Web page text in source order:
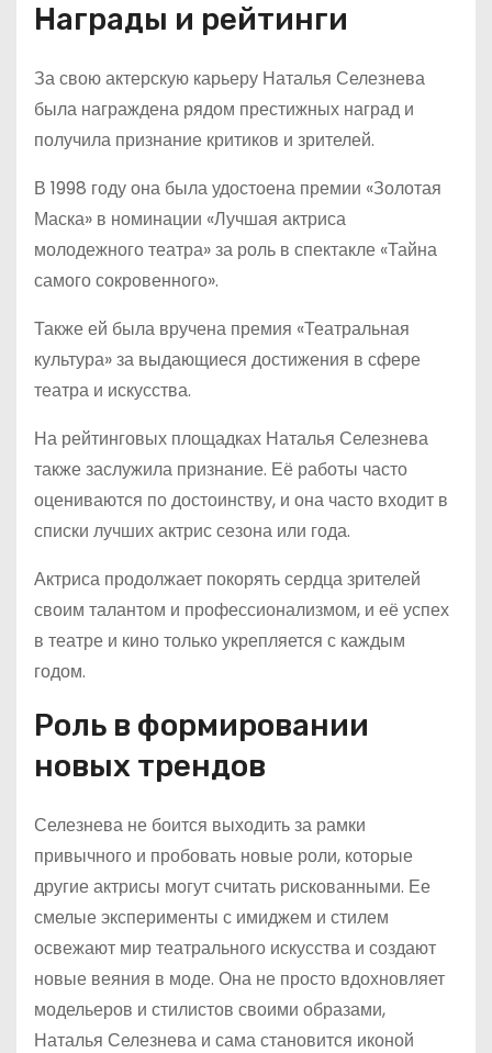
Награды и рейтинги
За свою актерскую карьеру Наталья Селезнева
была награждена рядом престижных наград и
получила признание критиков и зрителей.
В 1998 году она была удостоена премии «Золотая
Маска» в номинации «Лучшая актриса
молодежного театра» за роль в спектакле «Тайна
самого сокровенного».
Также ей была вручена премия «Театральная
культура» за выдающиеся достижения в сфере
театра и искусства.
На рейтинговых площадках Наталья Селезнева
также заслужила признание. Её работы часто
оцениваются по достоинству, и она часто входит в
списки лучших актрис сезона или года.
Актриса продолжает покорять сердца зрителей
своим талантом и профессионализмом, и её успех
в театре и кино только укрепляется с каждым
годом.
Роль в формировании
новых трендов
Селезнева не боится выходить за рамки
привычного и пробовать новые роли, которые
другие актрисы могут считать рискованными. Ее
смелые эксперименты с имиджем и стилем
освежают мир театрального искусства и создают
новые веяния в моде. Она не просто вдохновляет
модельеров и стилистов своими образами,
Наталья Селезнева и сама становится иконой